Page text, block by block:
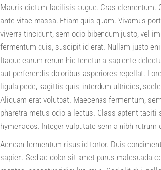
Mauris dictum facilisis augue. Cras elementum.
ante vitae massa. Etiam quis quam. Vivamus
viverra tincidunt, sem odio bibendum justo, vel
fermentum quis, suscipit id erat. Nullam justo
Itaque earum rerum hic tenetur a sapiente
aut perferendis doloribus asperiores repellat.
ligula pede, sagittis quis, interdum ultricies,
Aliquam erat volutpat. Maecenas fermentum,
pharetra metus odio a lectus. Class aptent taciti
hymenaeos. Integer vulputate sem a nibh rutrum
Aenean fermentum risus id tortor. Duis
sapien. Sed ac dolor sit amet purus malesuada